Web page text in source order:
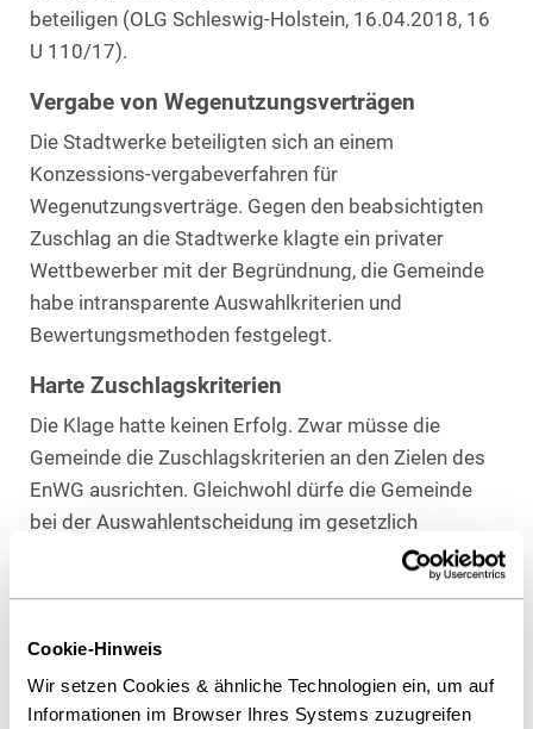
Cookie-Hinweis
Wir setzen Cookies & ähnliche Technologien ein, um auf
Informationen im Browser Ihres Systems zuzugreifen
beteiligen (OLG Schleswig-Holstein, 16.04.2018, 16
U 110/17).
Vergabe von Wegenutzungsverträgen
Die Stadtwerke beteiligten sich an einem
Konzessions-vergabeverfahren für
Wegenutzungsverträge. Gegen den beabsichtigten
Zuschlag an die Stadtwerke klagte ein privater
Wettbewerber mit der Begründnung, die Gemeinde
habe intransparente Auswahlkriterien und
Bewertungsmethoden festgelegt.
Harte Zuschlagskriterien
Die Klage hatte keinen Erfolg. Zwar müsse die
Gemeinde die Zuschlagskriterien an den Zielen des
EnWG ausrichten. Gleichwohl dürfe die Gemeinde
bei der Auswahlentscheidung im gesetzlich
zulässigen Rahmen auch ihre eigenen Interessen
verfolgen, soweit sie harte Zuschlagskriterien wählt.
Strengerer Prüfungsmaßstab
Bei einer gesellschaftsrechtlichen Verbindung
zwischen Konzessionsgeberin und Bewerberin gelte